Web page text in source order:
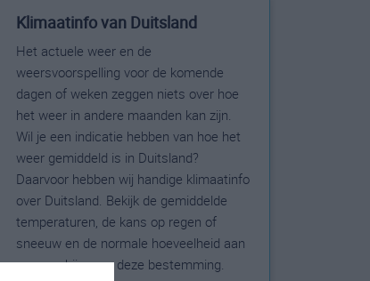
Klimaatinfo van Duitsland
Het actuele weer en de
weersvoorspelling voor de komende
dagen of weken zeggen niets over hoe
het weer in andere maanden kan zijn.
Wil je een indicatie hebben van hoe het
weer gemiddeld is in Duitsland?
Daarvoor hebben wij handige klimaatinfo
over Duitsland. Bekijk de gemiddelde
temperaturen, de kans op regen of
sneeuw en de normale hoeveelheid aan
zonneschijn voor deze bestemming.